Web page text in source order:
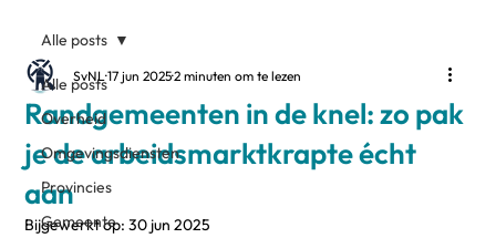
Alle posts
Overheid
Omgevingsdiensten
Provincies
Gemeente
Alle posts
Randgemeenten in de knel: zo pak
je de arbeidsmarktkrapte écht
aan
SvNL17 jun 20252 minuten om te lezen
Bijgewerkt op:30 jun 2025